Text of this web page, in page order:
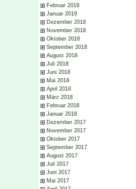
Februar 2019
Januar 2019
Dezember 2018
November 2018
Oktober 2018
September 2018
August 2018
Juli 2018
Juni 2018
Mai 2018
April 2018
März 2018
Februar 2018
Januar 2018
Dezember 2017
November 2017
Oktober 2017
September 2017
August 2017
Juli 2017
Juni 2017
Mai 2017